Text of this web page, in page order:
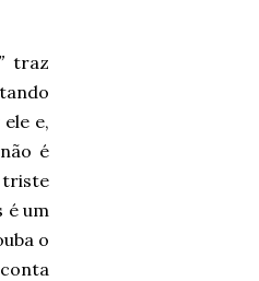
traz
e,
é
triste
é um
o